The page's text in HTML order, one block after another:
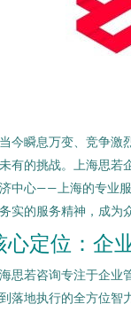
今瞬息万变、竞争激
有的挑战。上海思若
中心——上海的专业
实的服务精神，成为
心定位：企
思若咨询专注于企业
落地执行的全方位智